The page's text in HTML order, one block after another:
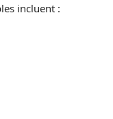
incluent :